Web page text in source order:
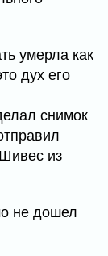
умерла как
дух его
снимок
из
не дошел